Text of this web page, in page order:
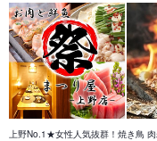
上野No.1★女性人気抜群！焼き鳥